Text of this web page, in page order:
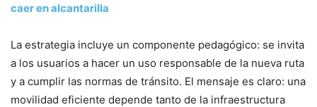
caer en alcantarilla
La estrategia incluye un componente pedagógico: se invita
a los usuarios a hacer un uso responsable de la nueva ruta
y a cumplir las normas de tránsito. El mensaje es claro: una
movilidad eficiente depende tanto de la infraestructura